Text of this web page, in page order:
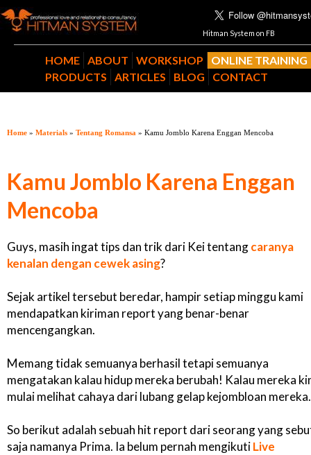
Hitman System on FB
HOME ABOUT WORKSHOP
ONLINE TRAINING
PRODUCTS
ARTICLES BLOG CONTACT
Home » Materials » Tentang Romansa » Kamu Jomblo Karena Enggan Mencoba
Kamu Jomblo Karena Enggan
Mencoba
Guys, masih ingat tips dan trik dari Kei tentangcaranya
kenalan dengan cewek asing?
Sejak artikel tersebut beredar, hampir setiap minggu kami
mendapatkan kiriman report yang benar-benar
mencengangkan.
Memang tidak semuanya berhasil tetapi semuanya
mengatakan kalau hidup mereka berubah! Kalau mereka
mulai melihat cahaya dari lubang gelap kejombloan mereka.
So berikut adalah sebuah hit report dari seorang yang
saja namanya Prima. Ia belum pernah mengikutiLive